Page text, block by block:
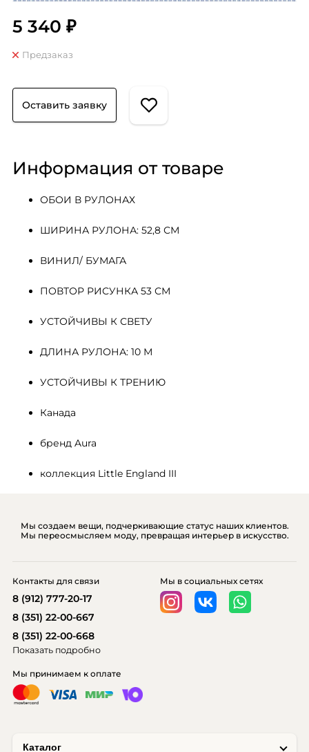
5 340 ₽
Предзаказ
Оставить заявку
Информация от товаре
ОБОИ В РУЛОНАХ
ШИРИНА РУЛОНА: 52,8 СМ
ВИНИЛ/ БУМАГА
ПОВТОР РИСУНКА 53 СМ
УСТОЙЧИВЫ К СВЕТУ
ДЛИНА РУЛОНА: 10 М
УСТОЙЧИВЫ К ТРЕНИЮ
Канада
бренд Aura
коллекция Little England III
Мы создаем вещи, подчеркивающие статус наших клиентов.
Мы переосмысляем моду, превращая интерьер в искусство.
Каталог
Мы принимаем к оплате
Мы в социальных сетях
Контакты для связи
8 (912) 777-20-17
8 (351) 22-00-667
8 (351) 22-00-668
Показать подробно